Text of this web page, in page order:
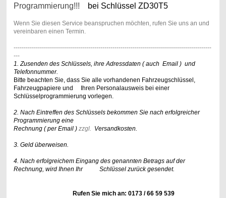
Programmierung!!!
bei Schlüssel ZD30T5
Wenn Sie diesen Service beanspruchen möchten, rufen Sie uns an und
vereinbaren einen Termin.
--------------------------------------------------------------------------------------------------
---
1. Zusenden des Schlüssels, ihre Adressdaten ( auch Email ) und
Telefonnummer.
Bitte beachten Sie, dass Sie alle vorhandenen Fahrzeugschlüssel,
Fahrzeugpapiere und Ihren Personalausweis bei einer
Schlüsselprogrammierung vorlegen.
2. Nach Eintreffen des Schlüssels bekommen Sie nach erfolgreicher
Programmierung eine
Rechnung ( per Email )zzgl. Versandkosten.
3. Geld überweisen.
4. Nach erfolgreichem Eingang des genannten Betrags auf der
Rechnung, wird Ihnen Ihr Schlüssel zurück gesendet.
Rufen Sie mich an: 0173 / 66 59 539